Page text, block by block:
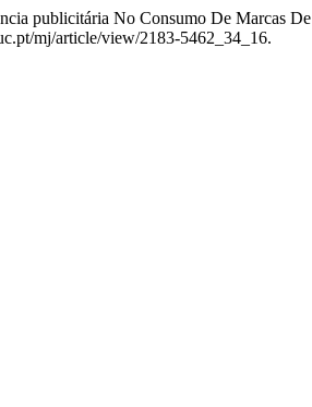
publicitária No Consumo De Marcas
mj/article/view/2183-5462_34_16.